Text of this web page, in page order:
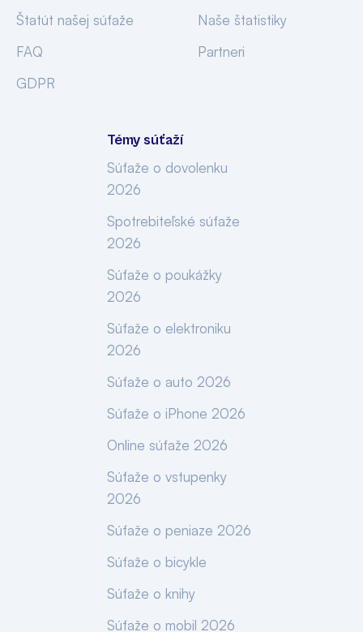
Štatút našej súťaže
FAQ
GDPR
Naše štatistiky
Partneri
Témy súťaží
Súťaže o dovolenku
2026
Spotrebiteľské súťaže
2026
Súťaže o poukážky
2026
Súťaže o elektroniku
2026
Súťaže o auto 2026
Súťaže o iPhone 2026
Online súťaže 2026
Súťaže o vstupenky
2026
Súťaže o peniaze 2026
Súťaže o bicykle
Súťaže o knihy
Súťaže o mobil 2026